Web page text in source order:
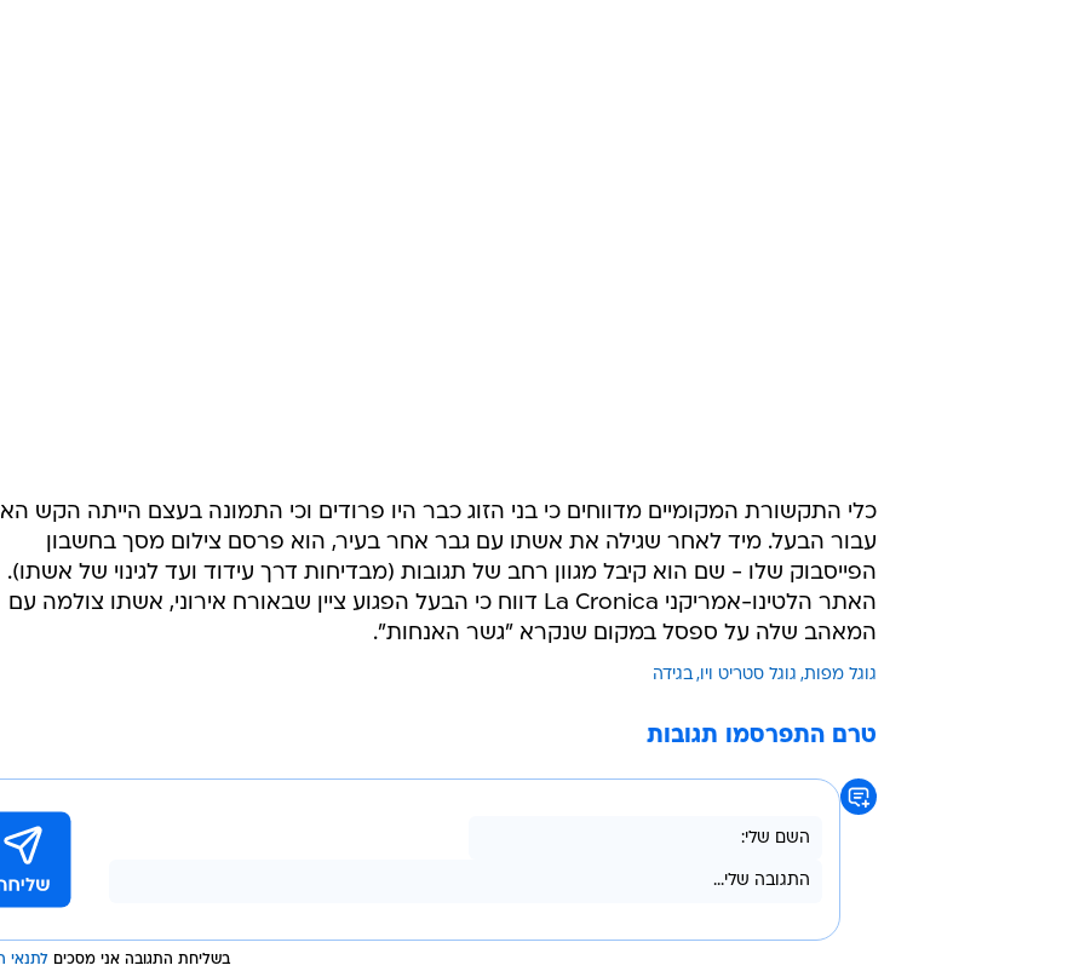
כלי התקשורת המקומיים מדווחים כי בני הזוג כבר היו פרודים וכי התמונה בעצם הייתה הקש
עבור הבעל. מיד לאחר שגילה את אשתו עם גבר אחר בעיר, הוא פרסם צילום מסך בחשבון
הפייסבוק שלו - שם הוא קיבל מגוון רחב של תגובות (מבדיחות דרך עידוד ועד לגינוי של אשתו).
האתר הלטינו-אמריקני La Cronica דווח כי הבעל הפגוע ציין שבאורח אירוני, אשתו צולמה עם
המאהב שלה על ספסל במקום שנקרא "גשר האנחות".
גוגל מפות גוגל סטריט ויו בגידה
טרם התפרסמו תגובות
בשליחת התגובה אני מסכים לתנאי